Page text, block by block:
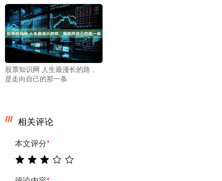
股票知识网 人生最漫长的路，
是走向自己的那一条
相关评论
本文评分*